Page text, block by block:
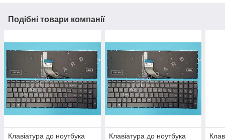
Подібні товари компанії
Клавіатура до ноутбука
Клавіатура до ноутбука